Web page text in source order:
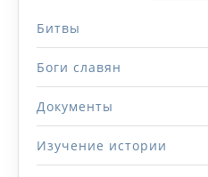
Битвы
Боги славян
Документы
Изучение истории